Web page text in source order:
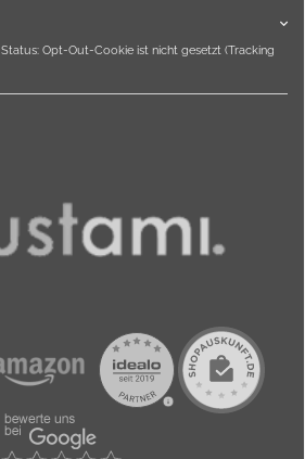
Status: Opt-Out-Cookie ist nicht gesetzt (Tracking